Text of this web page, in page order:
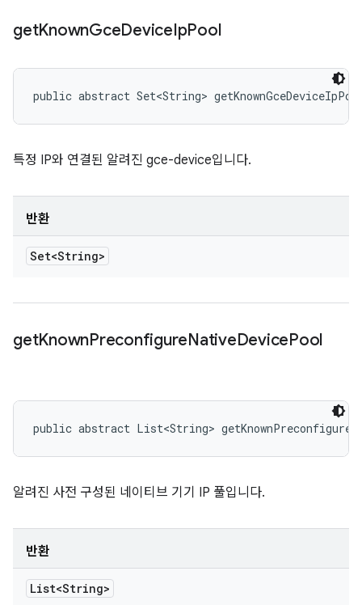
getKnownGceDeviceIpPool
public abstract Set<String>
특정 IP와 연결된 알려진 gce-device입니다.
반환
Set<String>
getKnownPreconfigureNativeDevicePool
public abstract List<String>
알려진 사전 구성된 네이티브 기기 IP 풀입니다.
반환
List<String>